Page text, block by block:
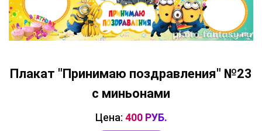
Плакат "Принимаю поздравления" №23
с миньонами
Цена: 400 РУБ.